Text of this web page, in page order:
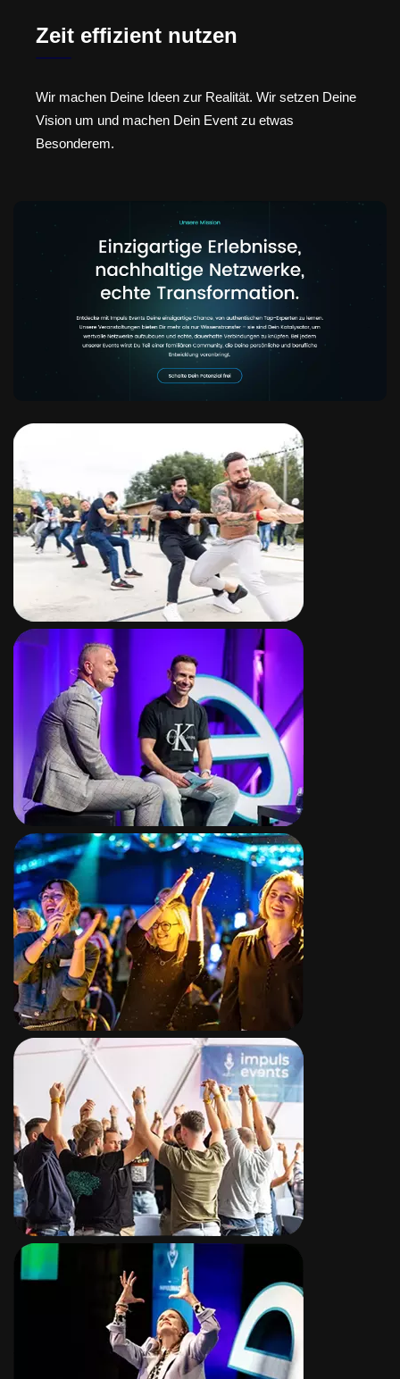
Zeit effizient nutzen
Wir machen Deine Ideen zur Realität. Wir setzen Deine
Vision um und machen Dein Event zu etwas
Besonderem.